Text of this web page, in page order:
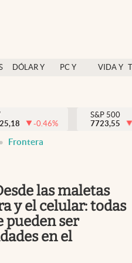
DÓLAR Y
PC Y
VIDA Y
México
-0.46%
S&P 500
7723,55
Frontera
las maletas
y el celular: todas
pueden ser
en el